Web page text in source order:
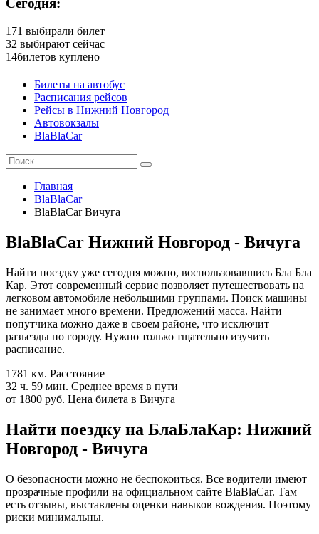
Сегодня:
171 выбирали билет
32 выбирают сейчас
14билетов куплено
Билеты на автобус
Расписания рейсов
Рейсы в Нижний Новгород
Автовокзалы
BlaBlaCar
Главная
BlaBlaCar
BlaBlaCar Вичуга
BlaBlaCar Нижний Новгород - Вичуга
Найти поездку уже сегодня можно, воспользовавшись Бла Бла
Кар. Этот современный сервис позволяет путешествовать на
легковом автомобиле небольшими группами. Поиск машины
не занимает много времени. Предложений масса. Найти
попутчика можно даже в своем районе, что исключит
разъезды по городу. Нужно только тщательно изучить
расписание.
1781 км. Расстояние
32 ч. 59 мин. Среднее время в пути
от 1800 руб. Цена билета в Вичуга
Найти поездку на БлаБлаКар: Нижний
Новгород - Вичуга
О безопасности можно не беспокоиться. Все водители имеют
прозрачные профили на официальном сайте BlaBlaCar. Там
есть отзывы, выставлены оценки навыков вождения. Поэтому
риски минимальны.